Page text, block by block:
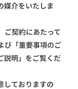
媒介をいたしま
ご契約にあたって
び「重要事項のご
明」をご覧くだ
しておりますの